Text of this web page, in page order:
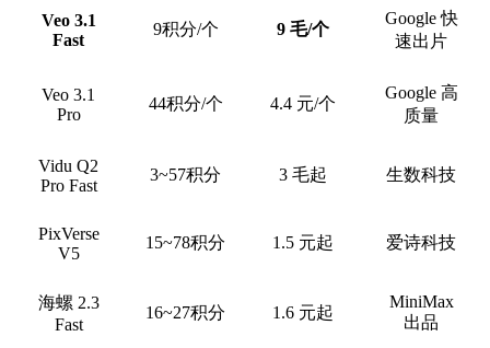
Veo 3.1
Fast
9积分/个 9 毛/个
Google 快
速出片
Veo 3.1
Pro
44积分/个 4.4 元/个
Google 高
质量
Vidu Q2
Pro Fast
3~57积分 3 毛起 生数科技
PixVerse
V5
15~78积分 1.5 元起 爱诗科技
海螺 2.3
Fast
16~27积分 1.6 元起
MiniMax
出品